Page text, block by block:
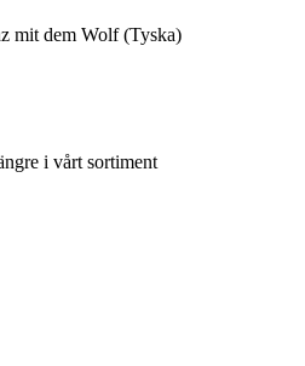
mit dem Wolf (Tyska)
i vårt sortiment